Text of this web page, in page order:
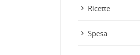
Ricette
Spesa